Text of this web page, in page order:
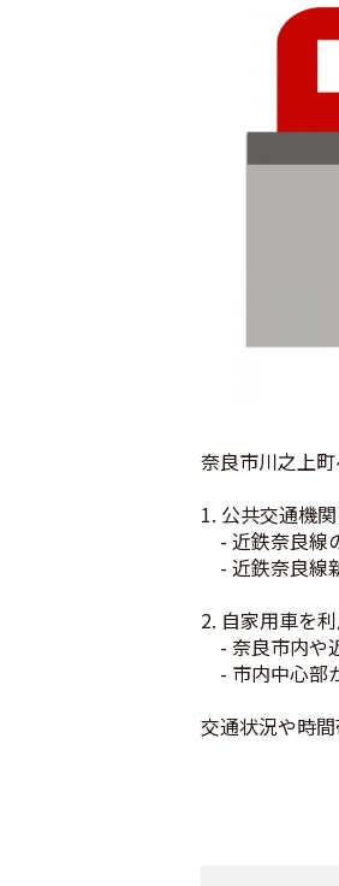
奈良市川之上
1. 公共交通機
- 近鉄奈良線
- 近鉄奈良線
2. 自家用車を
- 奈良市内や
- 市内中心部
交通状況や時